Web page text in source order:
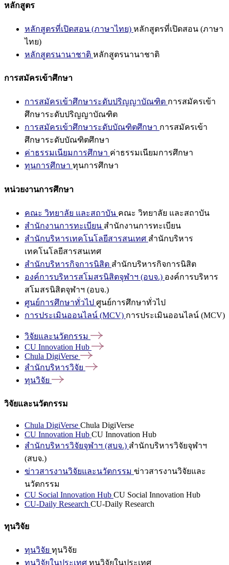
หลักสูตร
หลักสูตรที่เปิดสอน (ภาษาไทย) หลักสูตรที่เปิดสอน (ภาษา
ไทย)
หลักสูตรนานาชาติ หลักสูตรนานาชาติ
การสมัครเข้าศึกษา
การสมัครเข้าศึกษาระดับปริญญาบัณฑิต การสมัครเข้า
ศึกษาระดับปริญญาบัณฑิต
การสมัครเข้าศึกษาระดับบัณฑิตศึกษา การสมัครเข้า
ศึกษาระดับบัณฑิตศึกษา
ค่าธรรมเนียมการศึกษา ค่าธรรมเนียมการศึกษา
ทุนการศึกษา ทุนการศึกษา
หน่วยงานการศึกษา
คณะ วิทยาลัย และสถาบัน คณะ วิทยาลัย และสถาบัน
สำนักงานการทะเบียน สำนักงานการทะเบียน
สำนักบริหารเทคโนโลยีสารสนเทศ สำนักบริหาร
เทคโนโลยีสารสนเทศ
สำนักบริหารกิจการนิสิต สำนักบริหารกิจการนิสิต
องค์การบริหารสโมสรนิสิตจุฬาฯ (อบจ.) องค์การบริหาร
สโมสรนิสิตจุฬาฯ (อบจ.)
ศูนย์การศึกษาทั่วไป ศูนย์การศึกษาทั่วไป
การประเมินออนไลน์ (MCV) การประเมินออนไลน์ (MCV)
วิจัยและนวัตกรรม
CU Innovation Hub
Chula DigiVerse
สำนักบริหารวิจัย
ทุนวิจัย
วิจัยและนวัตกรรม
Chula DigiVerse Chula DigiVerse
CU Innovation Hub CU Innovation Hub
สำนักบริหารวิจัยจุฬาฯ (สบจ.) สำนักบริหารวิจัยจุฬาฯ
(สบจ.)
ข่าวสารงานวิจัยและนวัตกรรม ข่าวสารงานวิจัยและ
นวัตกรรม
CU Social Innovation Hub CU Social Innovation Hub
CU-Daily Research CU-Daily Research
ทุนวิจัย
ทุนวิจัย ทุนวิจัย
ทุนวิจัยในประเทศ ทุนวิจัยในประเทศ